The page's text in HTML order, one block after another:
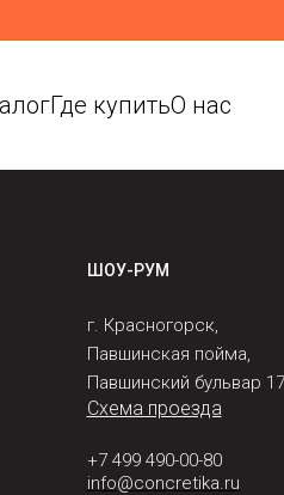
Где купитьО нас
ШОУ-РУМ
г. Красногорск,
Павшинская пойма,
Павшинский бульвар 17
Схема проезда
+7 499 490-00-80
info@concretika.ru